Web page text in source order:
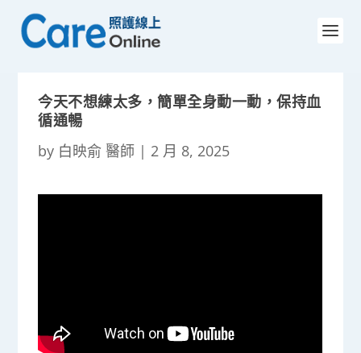
今天不想練太多，簡單全身動一動，保持血
循通暢
by 白映俞 醫師 | 2 月 8, 2025